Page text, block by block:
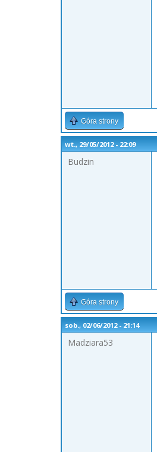
Góra strony
wt., 29/05/2012 - 22:09
Budzin
Góra strony
sob., 02/06/2012 - 21:14
Madziara53